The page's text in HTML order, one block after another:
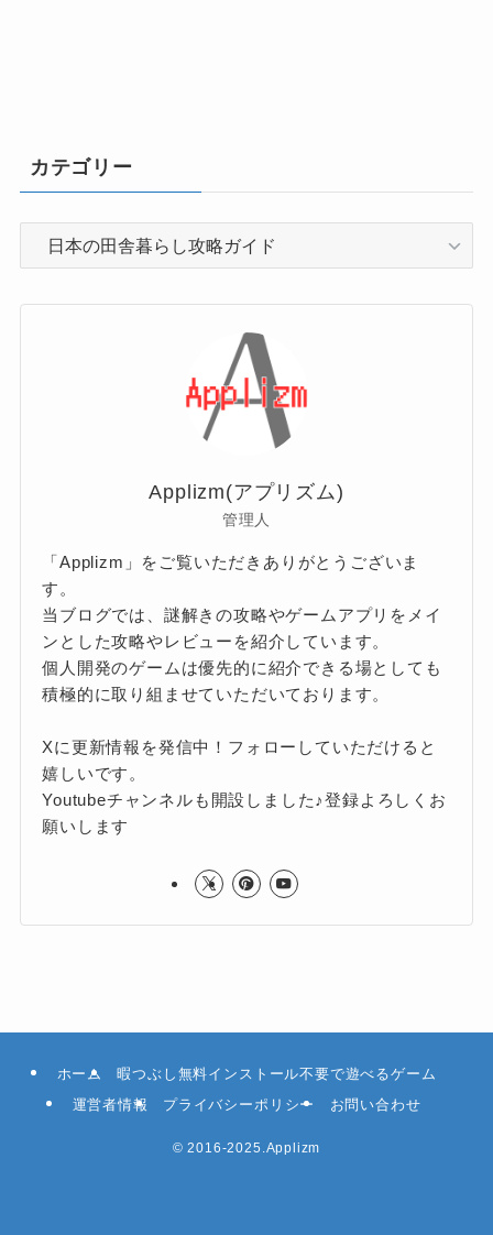
カテゴリー
Applizm(アプリズム)
管理人
「Applizm」をご覧いただきありがとうございま
す。
当ブログでは、謎解きの攻略やゲームアプリをメイ
ンとした攻略やレビューを紹介しています。
個人開発のゲームは優先的に紹介できる場としても
積極的に取り組ませていただいております。
Xに更新情報を発信中！フォローしていただけると
嬉しいです。
Youtubeチャンネルも開設しました♪登録よろしくお
願いします
ホーム
暇つぶし無料インストール不要で遊べるゲーム
運営者情報
プライバシーポリシー お問い合わせ
© 2016-2025.Applizm